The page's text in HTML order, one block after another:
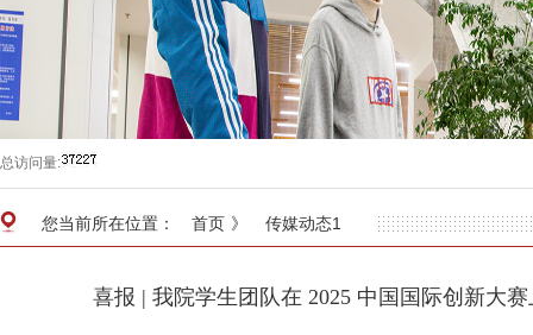
总访问量:
您当前所在位置： 首页 》 传媒动态1
喜报 | 我院学生团队在 2025 中国国际创新大